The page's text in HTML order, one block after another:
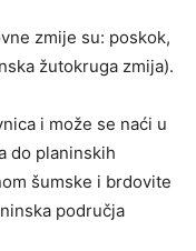
zmije su: poskok,
žutokruga zmija).
i može se naći u
do planinskih
šumske i brdovite
područja